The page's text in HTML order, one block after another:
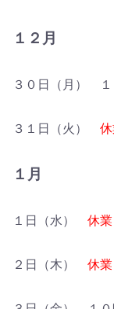
１２月
３０日（月）
３１日（火） 休
１月
１日（水） 休業
２日（木） 休業